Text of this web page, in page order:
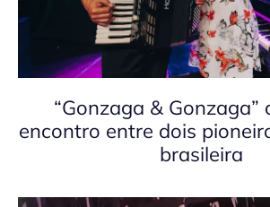
“Gonzaga & Gonzaga”
encontro entre dois
brasileira